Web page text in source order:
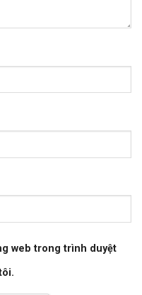
web trong trình duyệt